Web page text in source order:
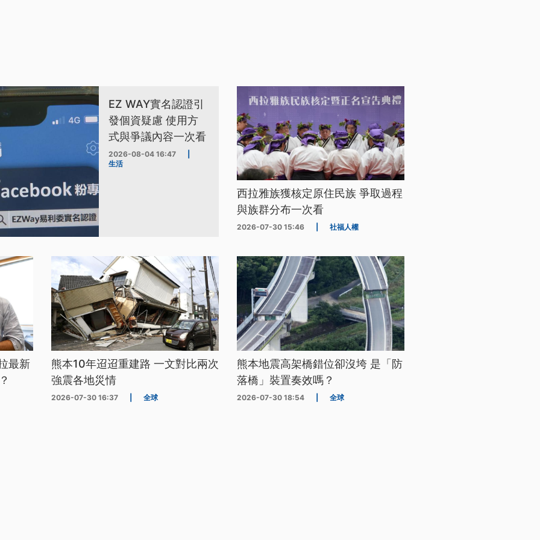
EZ WAY實名認證引
發個資疑慮 使用方
式與爭議內容一次看
2026-08-04 16:47
生活
西拉雅族獲核定原住民族 爭取過程
與族群分布一次看
2026-07-30 15:46 社福人權
最新
熊本10年迢迢重建路 一文對比兩次
強震各地災情
2026-07-30 16:37 全球
熊本地震高架橋錯位卻沒垮 是「防
落橋」裝置奏效嗎？
2026-07-30 18:54 全球